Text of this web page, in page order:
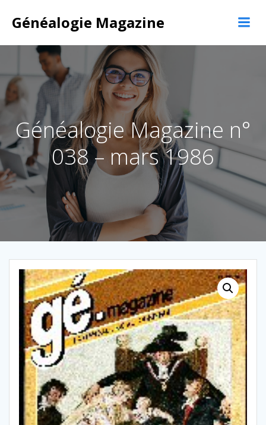
contenu
Généalogie Magazine
Généalogie Magazine n°
038 – mars 1986